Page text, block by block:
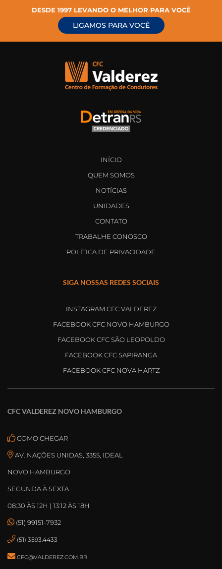
DESDE 1997 LEVANDO O MELHOR PARA VOCÊ
LIGAMOS PARA VOCÊ
INÍCIO
QUEM SOMOS
NOTÍCIAS
UNIDADES
CONTATO
TRABALHE CONOSCO
POLÍTICA DE PRIVACIDADE
SIGA NOSSAS REDES SOCIAIS
INSTAGRAM CFC VALDEREZ
FACEBOOK CFC NOVO HAMBURGO
FACEBOOK CFC SÃO LEOPOLDO
FACEBOOK CFC SAPIRANGA
FACEBOOK CFC NOVA HARTZ
CFC VALDEREZ NOVO HAMBURGO
COMO CHEGAR
AV. NAÇÕES UNIDAS, 3355, IDEAL
NOVO HAMBURGO
SEGUNDA À SEXTA
08:30 ÀS 12H | 13:12 ÀS 18H
(51) 99151-7932
(51) 3593.4433
CFC@VALDEREZ.COM.BR